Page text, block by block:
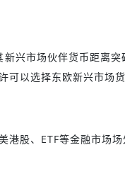
兴市场伙伴货币距离突
可以选择东欧新兴市场货
港股、 ETF等金融市场场